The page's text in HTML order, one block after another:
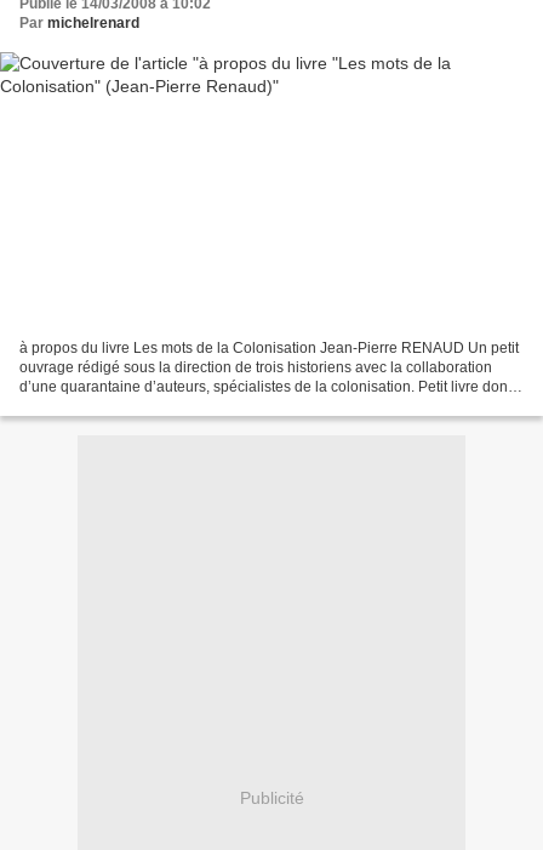
Publié le 14/03/2008 à 10:02
Par michelrenard
à propos du livre Les mots de la Colonisation Jean-Pierre RENAUD Un petit
ouvrage rédigé sous la direction de trois historiens avec la collaboration
d’une quarantaine d’auteurs, spécialistes de la colonisation. Petit livre dont
Publicité